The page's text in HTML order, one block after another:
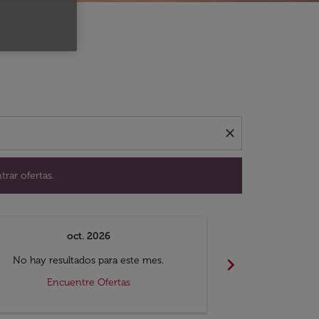
close
ofertas.
para encontrar ofertas.
oct. 2026
No hay resultados para este mes.
Encuentre Ofertas
chevron_right